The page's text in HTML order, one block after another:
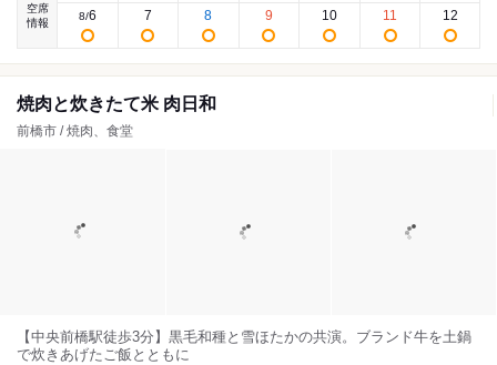
空席
情報
8/6 7 8 9 10 11 12
焼肉と炊きたて米 肉日和
前橋市 / 焼肉、食堂
【中央前橋駅徒歩3分】黒毛和種と雪ほたかの共演。ブランド牛を土鍋
で炊きあげたご飯とともに